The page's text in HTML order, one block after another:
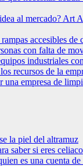
con falta de
recursos de la
la piel del altramuz
saber si eres celiaco
es una cuenta